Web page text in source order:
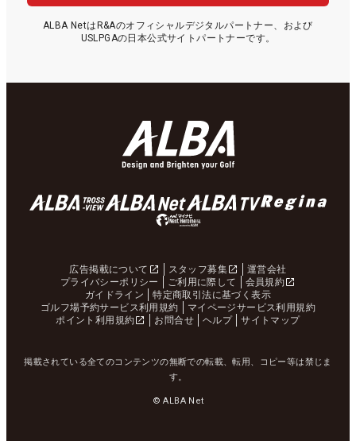
ALBA NetはR&Aのオフィシャルデジタルパートナー、および
USLPGAの日本公式サイトパートナーです。
広告掲載について スタッフ募集
運営会社
プライバシーポリシー
ご利用に際して
会員規約
ガイドライン
特定商取引法に基づく表示
ゴルフ場予約サービス利用規約
マイページサービス利用規約
ポイント利用規約
お問合せ ヘルプ サイトマップ
掲載されている全てのコンテンツの無断での転載、転用、コピー等は禁じま
す。
© ALBA Net